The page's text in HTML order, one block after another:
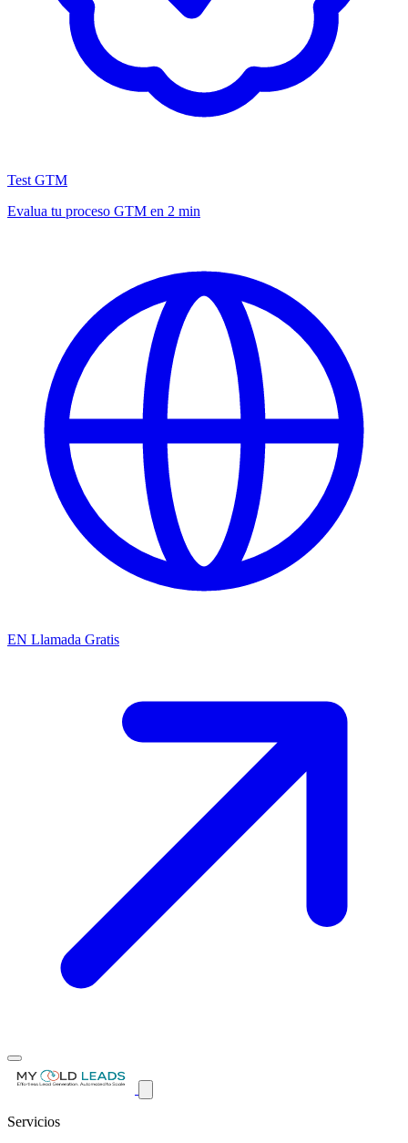
Test GTM
Evalua tu proceso GTM en 2 min
EN Llamada Gratis
Servicios